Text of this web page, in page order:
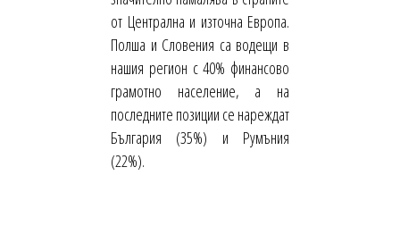
от Централна и източна Европа.
Полша и Словения са водещи в
нашия регион с 40% финансово
грамотно население, а на
последните позиции се нареждат
България (35%) и Румъния
(22%).